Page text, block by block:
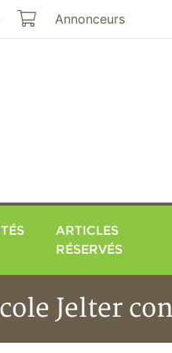
Mon panier
Annonceurs
ARTICLES
RÉSERVÉS
Jelter